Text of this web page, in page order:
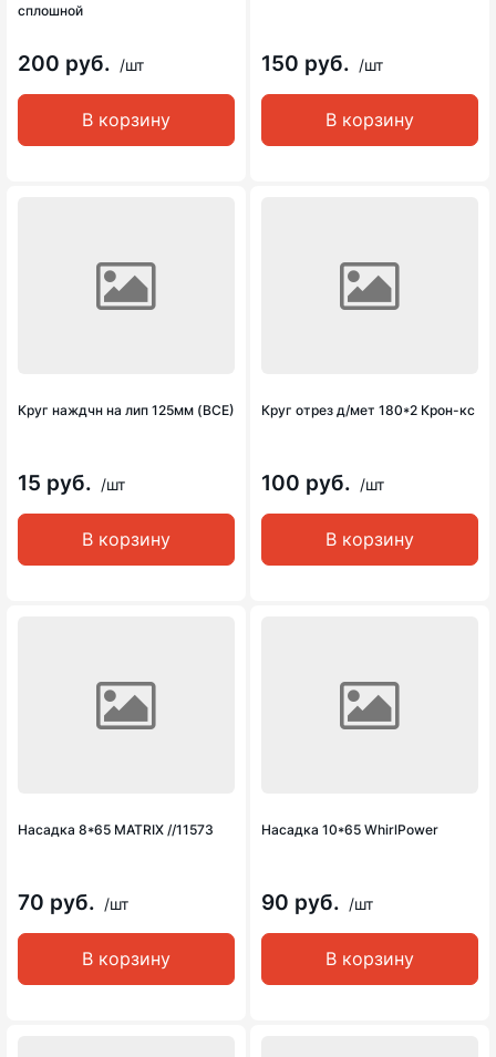
сплошной
200 руб. /шт
В корзину
150 руб. /шт
В корзину
Круг наждчн на лип 125мм (ВСЕ)
15 руб. /шт
В корзину
Круг отрез д/мет 180*2 Крон-кс
100 руб. /шт
В корзину
Насадка 8*65 MATRIX //11573
70 руб. /шт
В корзину
Насадка 10*65 WhirlPower
90 руб. /шт
В корзину